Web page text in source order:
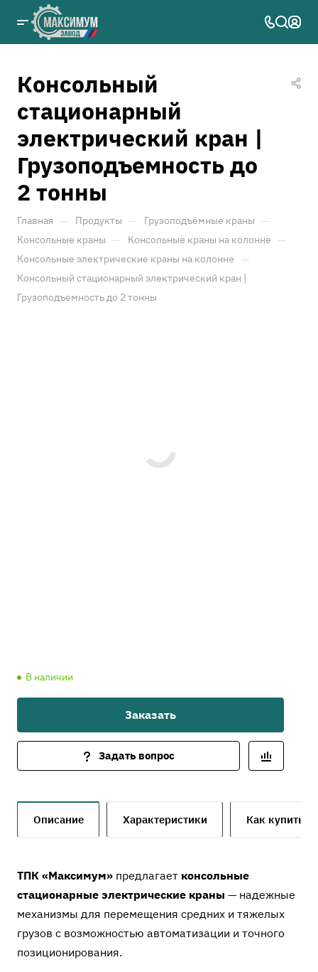
Консольный
стационарный
электрический кран |
Грузоподъемность до
2 тонны
Главная — Продукты — Грузоподъёмные краны —
Консольные краны — Консольные краны на колонне —
Консольные электрические краны на колонне —
Консольный стационарный электрический кран |
Грузоподъемность до 2 тонны
В наличии
Заказать
Задать вопрос
Описание Характеристики Как купить
ТПК «Максимум» предлагает консольные
стационарные электрические краны — надежные
механизмы для перемещения средних и тяжелых
грузов с возможностью автоматизации и точного
позиционирования.